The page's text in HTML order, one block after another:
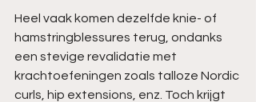
Heel vaak komen dezelfde knie- of
hamstringblessures terug, ondanks
een stevige revalidatie met
krachtoefeningen zoals talloze Nordic
curls, hip extensions, enz. Toch krijgt